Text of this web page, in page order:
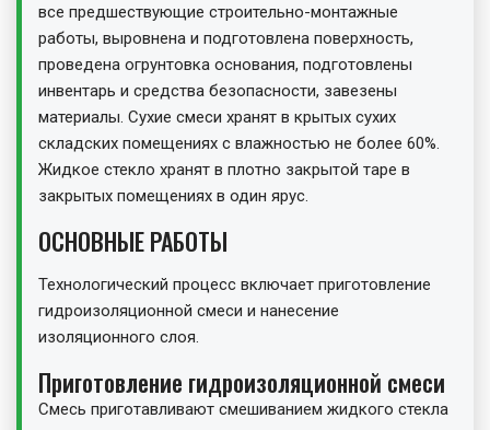
все предшествующие строительно-монтажные
работы, выровнена и подготовлена поверхность,
проведена огрунтовка основания, подготовлены
инвентарь и средства безопасности, завезены
материалы. Сухие смеси хранят в крытых сухих
складских помещениях с влажностью не более 60%.
Жидкое стекло хранят в плотно закрытой таре в
закрытых помещениях в один ярус.
ОСНОВНЫЕ РАБОТЫ
Технологический процесс включает приготовление
гидроизоляционной смеси и нанесение
изоляционного слоя.
Приготовление гидроизоляционной смеси
Смесь приготавливают смешиванием жидкого стекла